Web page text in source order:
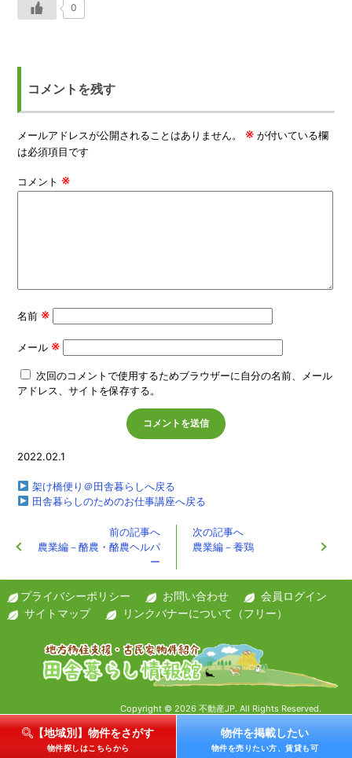
0
コメントを残す
メールアドレスが公開されることはありません。 ※ が付いている欄
は必須項目です
コメント ※
名前 ※
メール ※
次回のコメントで使用するためブラウザーに自分の名前、メール
アドレス、サイトを保存する。
2022.02.1
架け橋便り＠田舎暮らしへ戻る
田舎暮らしのためのお仕事講座へ戻る
前の記事へ
農業編－酪農・酪農ヘルパ
ー
次の記事へ
農業編－養鶏
プライバシーポリシー お問い合わせ
会員ログイン
サイトマップ
リンクバナーについて（フリー）
Copyright © 2026 不動産JP. All Rights Reserved.
【地域別】物件をさがす
物件探しはこちらから
物件を掲載したい
物件を売りたい方、賃貸も可